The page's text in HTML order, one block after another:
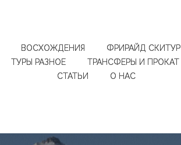
ВОСХОЖДЕНИЯ ФРИРАЙД СКИТУР
ТУРЫ РАЗНОЕ ТРАНСФЕРЫ И ПРОКАТ
СТАТЬИ
О НАС